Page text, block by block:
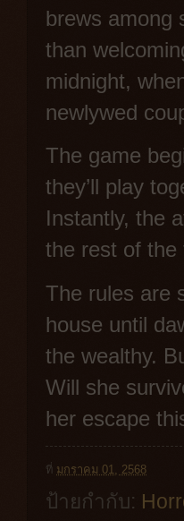
brews among
than
midnight,
newlywed
The game
they’ll play
Instantly, the
the rest of the
The rules are
house until
the wealthy.
Will she
her escape
ที่ มกราคม 01, 2568
ป้ายกำกับ: